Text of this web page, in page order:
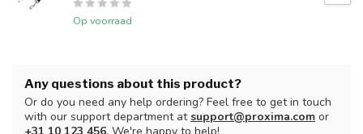
Op voorraad
Any questions about this product?
Or do you need any help ordering? Feel free to get in touch
with our support department atsupport@proxima.com or